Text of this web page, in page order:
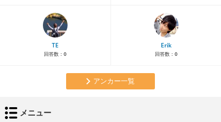
TE
回答数： 0
Erik
回答数： 0
アンカー一覧
メニュー